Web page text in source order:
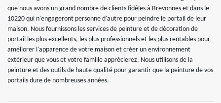
que nous avons un grand nombre de clients fidèles à Brevonnes et dans le
10220 qui n'engageront personne d'autre pour peindre le portail de leur
maison. Nous fournissons les services de peinture et de décoration de
portail les plus excellents, les plus professionnels et les plus rentables pour
améliorer l'apparence de votre maison et créer un environnement
extérieur que vous et votre famille apprécierez. Nous utilisons de la
peinture et des outils de haute qualité pour garantir que la peinture de vos
portails dure de nombreuses années.